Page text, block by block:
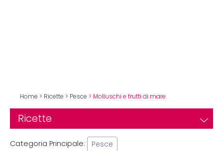
Home > Ricette > Pesce > Molluschi e frutti di mare
Ricette
Categoria Principale: Pesce